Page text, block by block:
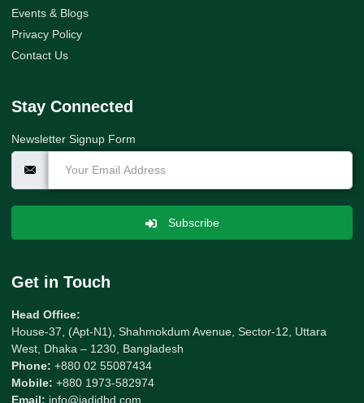
Events & Blogs
Privacy Policy
Contact Us
Stay Connected
Newsletter Signup Form
Subscribe
Get in Touch
Head Office:
House-37, (Apt-N1), Shahmokdum Avenue, Sector-12, Uttara
West, Dhaka – 1230, Bangladesh
Phone: +880 02 55087434
Mobile: +880 1973-582974
Email: info@jadidbd.com